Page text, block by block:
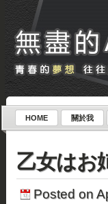
HOME 關於我
乙女はお
Posted on